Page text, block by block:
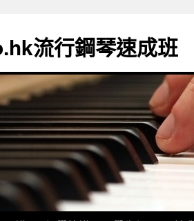
流行鋼琴速成班